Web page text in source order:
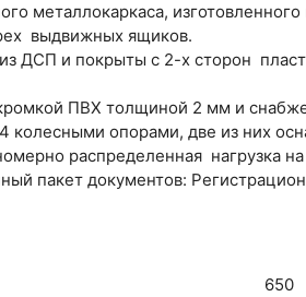
металлокаркаса,
выдвижных ящиков.
ДСП и покрыты с 2-х сторон
ПВХ толщиной 2 мм и
колесными опорами, две из них
распределенная нагрузка
пакет документов:
650